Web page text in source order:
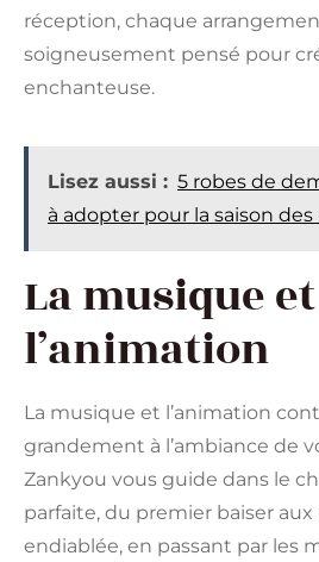
réception, chaque
soigneusement pensé pour
enchanteuse.
Lisez aussi : 5 robes de
à adopter pour la saison des
La musique et
l’animation
La musique et l’animation
grandement à l’ambiance de
Zankyou vous guide dans le
parfaite, du premier baiser
endiablée, en passant par les